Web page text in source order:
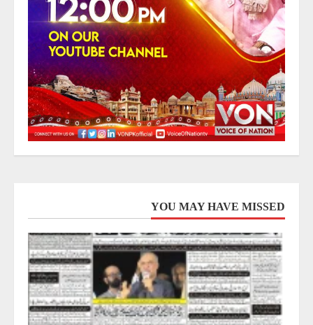
YOU MAY HAVE MISSED